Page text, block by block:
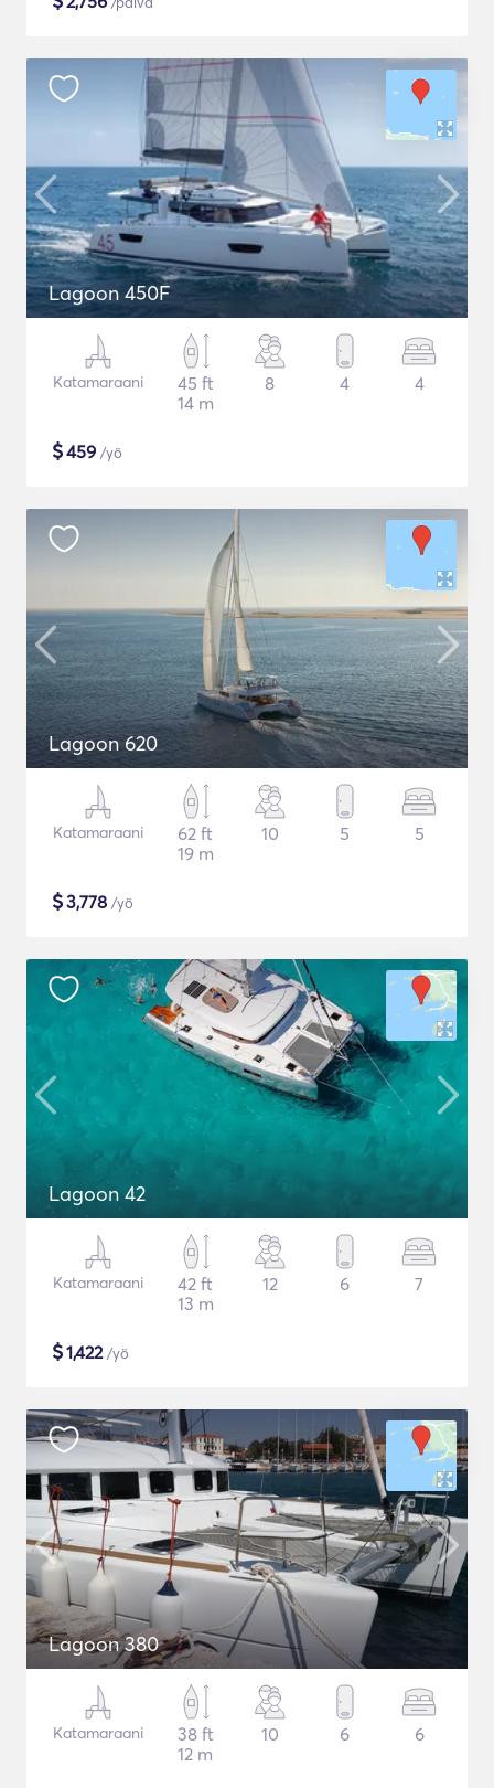
Lagoon 450F
Katamaraani
45 ft
14 m
8 4 4
$459 /yö
Lagoon 620
Katamaraani
62 ft
19 m
10 5 5
$3,778 /yö
Lagoon 42
Katamaraani
42 ft
13 m
12 6 7
$1,422/yö
Lagoon 380
Katamaraani
38 ft
12 m
10 6 6